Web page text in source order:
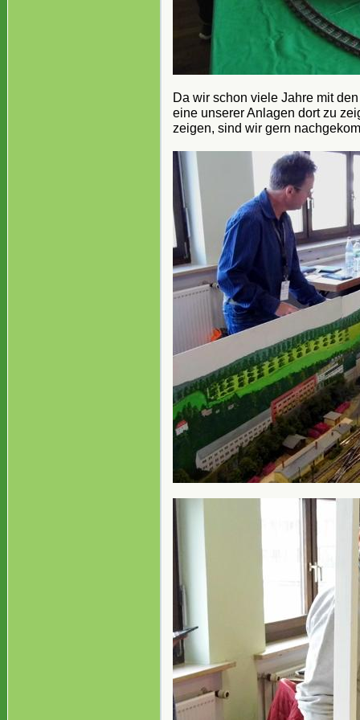
Da wir schon viele Jahre mit
eine unserer Anlagen dort zu
zeigen, sind wir gern